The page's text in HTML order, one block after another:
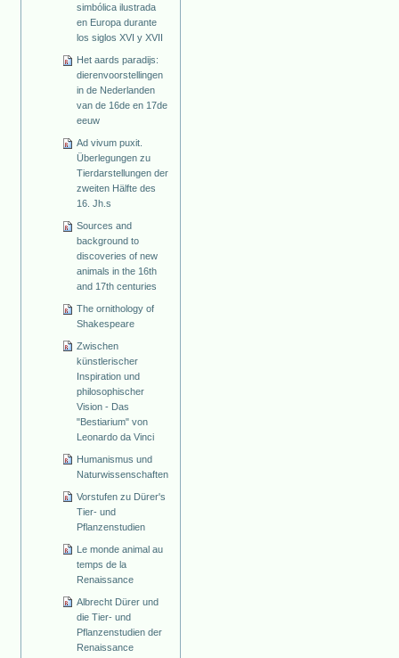
simbólica ilustrada
en Europa durante
los siglos XVI y XVII
Het aards paradijs:
dierenvoorstellingen
in de Nederlanden
van de 16de en 17de
eeuw
Ad vivum puxit.
Überlegungen zu
Tierdarstellungen der
zweiten Hälfte des
16. Jh.s
Sources and
background to
discoveries of new
animals in the 16th
and 17th centuries
The ornithology of
Shakespeare
Zwischen
künstlerischer
Inspiration und
philosophischer
Vision - Das
"Bestiarium" von
Leonardo da Vinci
Humanismus und
Naturwissenschaften
Vorstufen zu Dürer's
Tier- und
Pflanzenstudien
Le monde animal au
temps de la
Renaissance
Albrecht Dürer und
die Tier- und
Pflanzenstudien der
Renaissance